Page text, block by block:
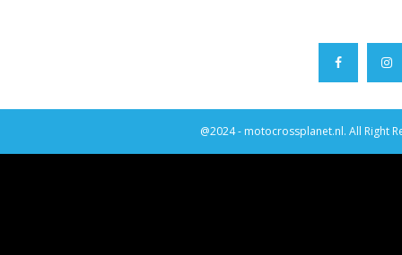
@2024 - motocrossplanet.nl. All Right